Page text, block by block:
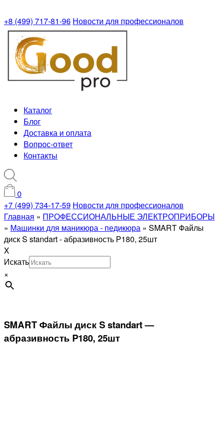
+8 (499) 717-81-96 Новости для профессионалов
Каталог
Блог
Доставка и оплата
Вопрос-ответ
Контакты
0
+7 (499) 734-17-59 Новости для профессионалов
Главная » ПРОФЕССИОНАЛЬНЫЕ ЭЛЕКТРОПРИБОРЫ
» Машинки для маникюра - педикюра » SMART Файлы
диск S standart - абразивность P180, 25шт
X
Искать
×
SMART Файлы диск S standart —
абразивность P180, 25шт